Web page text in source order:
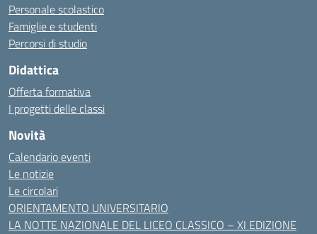
Personale scolastico
Famiglie e studenti
Percorsi di studio
Didattica
Offerta formativa
I progetti delle classi
Novità
Calendario eventi
Le notizie
Le circolari
ORIENTAMENTO UNIVERSITARIO
LA NOTTE NAZIONALE DEL LICEO CLASSICO – XI EDIZIONE